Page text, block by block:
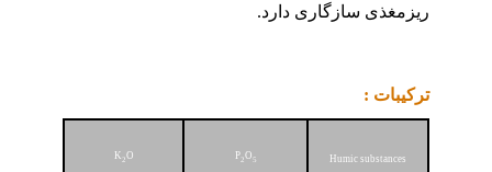
ریزمغذی سازگاری دارد.
ترکیبات :
Humic substances
P2O 5
K 2O